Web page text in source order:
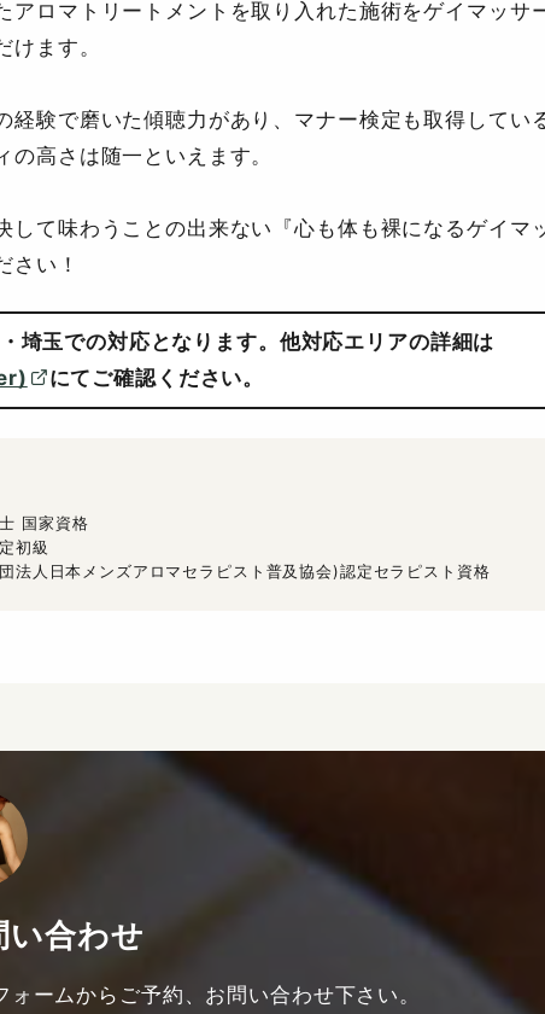
アロマトリートメントを取り入れた施術をゲイマッサ
けます。
経験で磨いた傾聴力があり、マナー検定も取得してい
の高さは随一といえます。
して味わうことの出来ない『心も体も裸になるゲイマ
さい！
埼玉での対応となります。他対応エリアの詳細は
にてご確認ください。
国家資格
初級
法人日本メンズアロマセラピスト普及協会)認定セラピスト資格
い合わせ
ームからご予約、お問い合わせ下さい。